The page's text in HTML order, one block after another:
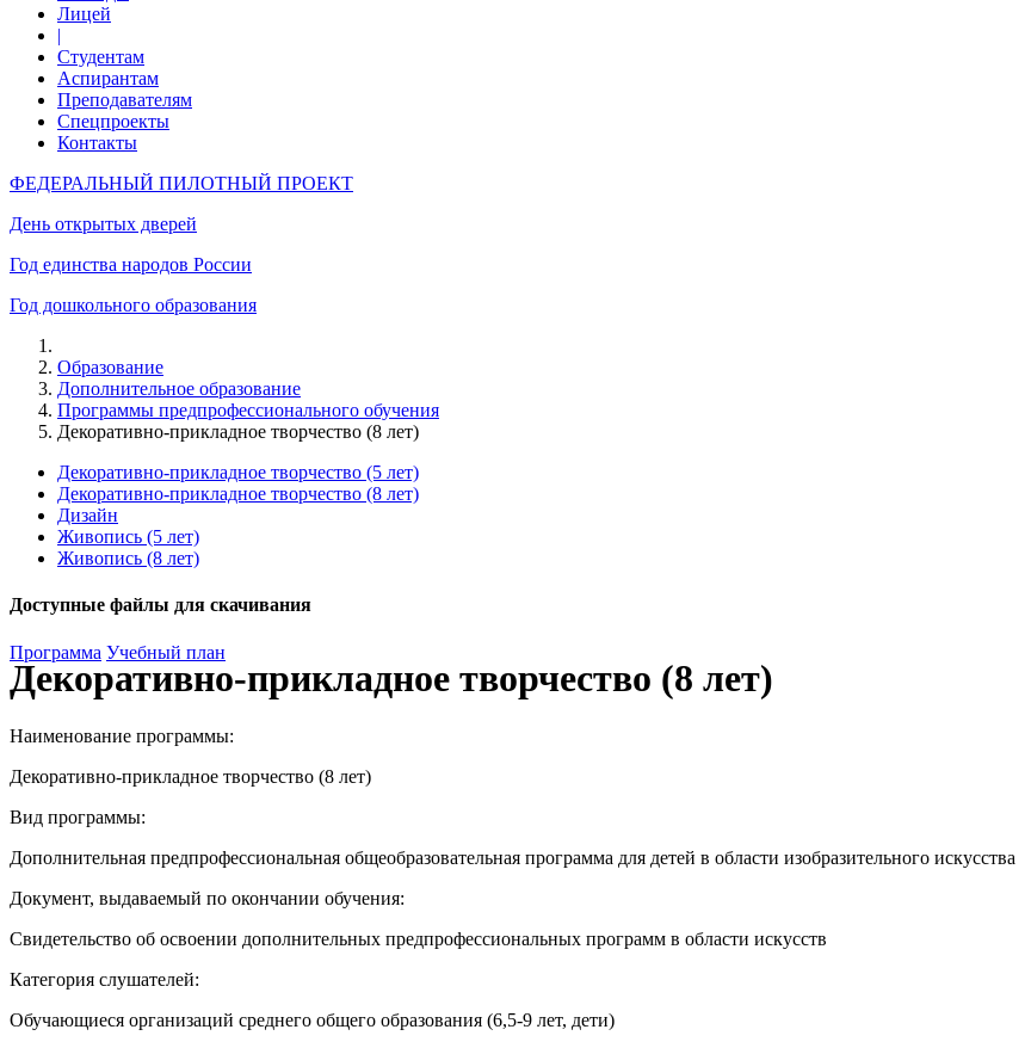
Лицей
|
Студентам
Аспирантам
Преподавателям
Спецпроекты
Контакты
ФЕДЕРАЛЬНЫЙ ПИЛОТНЫЙ ПРОЕКТ
День открытых дверей
Год единства народов России
Год дошкольного образования
Образование
Дополнительное образование
Программы предпрофессионального обучения
Декоративно-прикладное творчество (8 лет)
Декоративно-прикладное творчество (5 лет)
Декоративно-прикладное творчество (8 лет)
Дизайн
Живопись (5 лет)
Живопись (8 лет)
Доступные файлы для скачивания
Программа Учебный план
Декоративно-прикладное творчество (8 лет)
Наименование программы:
Декоративно-прикладное творчество (8 лет)
Вид программы:
Дополнительная предпрофессиональная общеобразовательная программа для детей в области изобразительного искусства
Документ, выдаваемый по окончании обучения:
Свидетельство об освоении дополнительных предпрофессиональных программ в области искусств
Категория слушателей:
Обучающиеся организаций среднего общего образования (6,5-9 лет, дети)